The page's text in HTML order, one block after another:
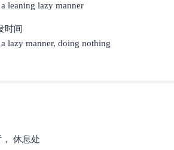
leaning lazy manner
时间
lazy manner, doing nothing
休息处